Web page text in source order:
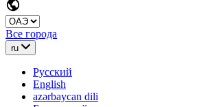
Все города
ru
Русский
English
azərbaycan dili